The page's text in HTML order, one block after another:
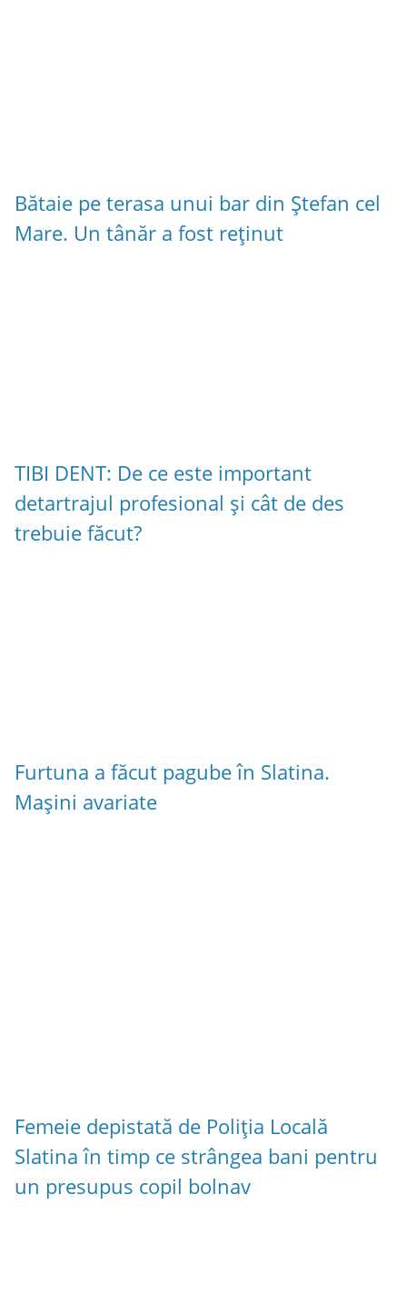
Bătaie pe terasa unui bar din Ștefan cel
Mare. Un tânăr a fost reținut
TIBI DENT: De ce este important
detartrajul profesional și cât de des
trebuie făcut?
Furtuna a făcut pagube în Slatina.
Mașini avariate
Femeie depistată de Poliția Locală
Slatina în timp ce strângea bani pentru
un presupus copil bolnav